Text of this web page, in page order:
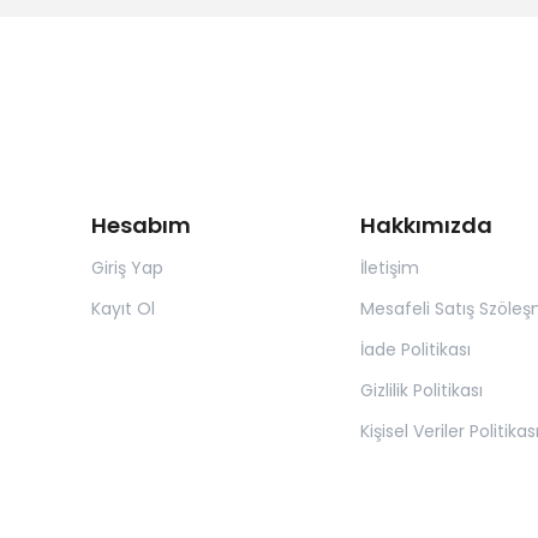
Hesabım
Giriş Yap
Kayıt Ol
Hakkımızda
İletişim
Mesafeli Satış
İade Politikası
Gizlilik Politikası
Kişisel Veriler Politikası